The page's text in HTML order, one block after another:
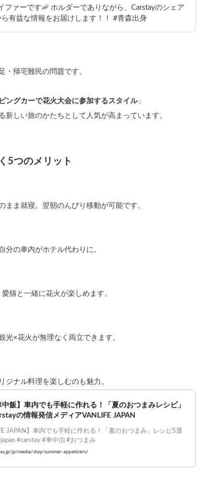
ファーです🦐 ホルダーでありながら、Carstayのシェア
有益な情報をお届けします！！ #青森出身
・帰宅難民の問題です。
ングカーで花火大会に参加するスタイル」
しい旅のかたちとして人気が高まっています。
5つのメリット
ま就寝。翌朝のんびり移動が可能です。
分の車内がホテル代わりに。
猫と一緒に花火が楽しめます。
光×花火が無理なく両立できます。
ジナル料理を楽しむのも魅力。
中飯】車内でも手軽に作れる！「夏のおつまみレシピ」
の情報発信メディアVANLIFE JAPAN
JAPAN】車内でも手軽に作れる！「夏のおつまみ」レシピ5選
#carstay #車中泊 #おつまみ
ja/media/stay/summer-appetizers/